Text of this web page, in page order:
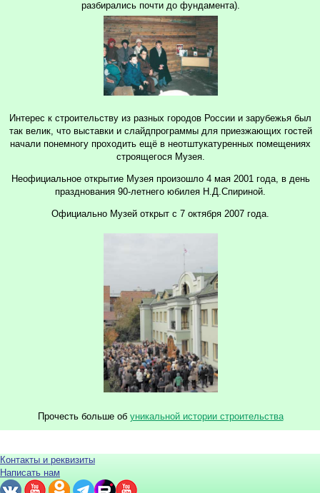
разбирались почти до фундамента).
Интерес к строительству из разных городов России и зарубежья был
так велик, что выставки и слайдпрограммы для приезжающих гостей
начали понемногу проходить ещё в неотштукатуренных помещениях
строящегося Музея.
Неофициальное открытие Музея произошло 4 мая 2001 года, в день
празднования 90-летнего юбилея Н.Д.Спириной.
Официально Музей открыт с 7 октября 2007 года.
Прочесть больше об уникальной истории строительства
Контакты и реквизиты
Написать нам